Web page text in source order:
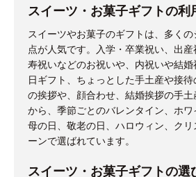
スイーツ・お菓子ギフトの利
スイーツやお菓子のギフトは、多く
点が人気です。入学・卒業祝い、出
寿祝いなどのお祝いや、内祝いや結
日ギフト、ちょっとした手土産や接
の挨拶や、顔合わせ、結婚挨拶の手土
から、季節ごとのバレンタイン、ホワ
母の日、敬老の日、ハロウィン、ク
ーンで選ばれています。
スイーツ・お菓子ギフトの選